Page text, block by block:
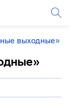
выходные»